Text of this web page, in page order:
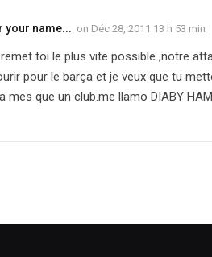
your name... on Déc 28, 2011 13 h 53 min
toi le plus vite possible ,notre
pour le barça et je veux que tu
mes que un club.me llamo DIABY